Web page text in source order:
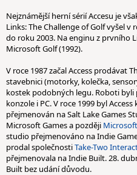
Nejznámější herní sérií Accesu je
Links: The Challenge of Golf vyšel v
do roku 2003. Na enginu z prvního
Microsoft Golf (1992).
V roce 1987 začal Access prodávat
stavebnici (motorky, kolečka,
kostek podobných legu. Roboti
konzole i PC. V roce 1999 byl Access
přejmenován na Salt Lake Games
Microsoft Games a později
studio přejmenováno na Indie
prodal společnostiTake-Two
přejmenovala na Indie Built. 28.
Built bez udání důvodu.